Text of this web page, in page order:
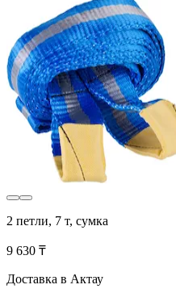
2 петли, 7 т, сумка
9 630 ₸
Доставка в Актау